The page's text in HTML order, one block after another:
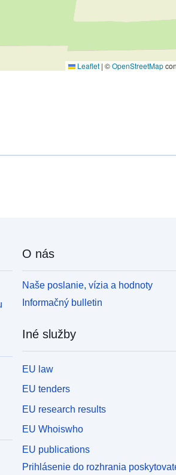
Leaflet | ©OpenStreetMap
O nás
Naše poslanie, vízia a hodnoty
Informačný bulletin
Iné služby
EU law
EU tenders
EU research results
EU Whoiswho
EU publications
Prihlásenie do rozhrania